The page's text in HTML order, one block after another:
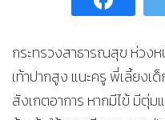
กระทรวงสาธารณสุข ห่วง
เท้าปากสูง แนะครู พี่เลี้ยง
สังเกตอาการ หากมีไข้ มีตุ่ม